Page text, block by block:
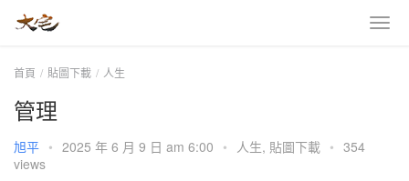
首頁 貼圖下載 人生
管理
旭平 • 2025 年 6 月 9 日 am 6:00 • 人生, 貼圖下載 • 354
views